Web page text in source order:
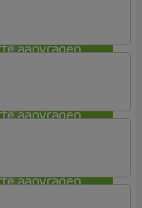
aanvragen
aanvragen
aanvragen